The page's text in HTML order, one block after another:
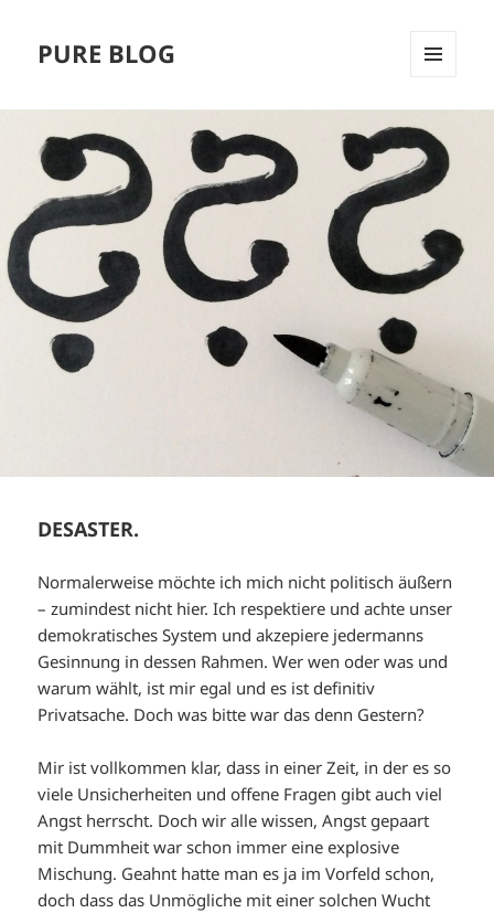
PURE BLOG
UND
WIDGETS
DESASTER.
Normalerweise möchte ich mich nicht politisch äußern
– zumindest nicht hier. Ich respektiere und achte unser
demokratisches System und akzepiere jedermanns
Gesinnung in dessen Rahmen. Wer wen oder was und
warum wählt, ist mir egal und es ist definitiv
Privatsache. Doch was bitte war das denn Gestern?
Mir ist vollkommen klar, dass in einer Zeit, in der es so
viele Unsicherheiten und offene Fragen gibt auch viel
Angst herrscht. Doch wir alle wissen, Angst gepaart
mit Dummheit war schon immer eine explosive
Mischung. Geahnt hatte man es ja im Vorfeld schon,
doch dass das Unmögliche mit einer solchen Wucht